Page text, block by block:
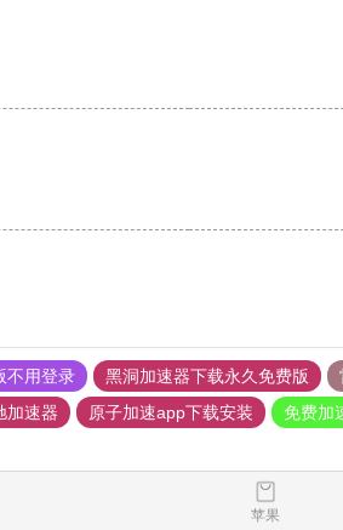
不用登录 黑洞加速器下载永久免费版
加速器 原子加速app下载安装 免费加
苹果